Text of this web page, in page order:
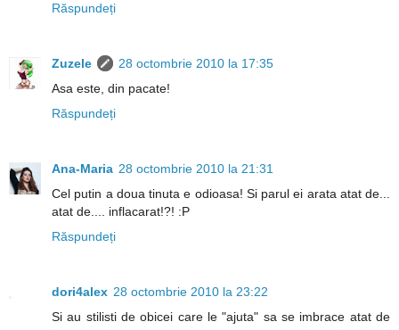
Răspundeți
Zuzele
28 octombrie 2010 la 17:35
Asa este, din pacate!
Răspundeți
Ana-Maria 28 octombrie 2010 la 21:31
Cel putin a doua tinuta e odioasa! Si parul ei arata atat de...
atat de.... inflacarat!?! :P
Răspundeți
dori4alex 28 octombrie 2010 la 23:22
Si au stilisti de obicei care le "ajuta" sa se imbrace atat de